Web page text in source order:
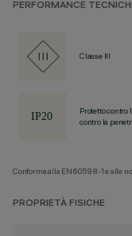
PERFORMANCE
Classe III
Protetto
contro la
Conforme alla EN60598-1 e alle
PROPRIETÀ FISICHE